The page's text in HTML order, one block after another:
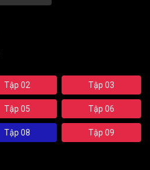
Tập 02 Tập 03
Tập 05 Tập 06
Tập 08 Tập 09